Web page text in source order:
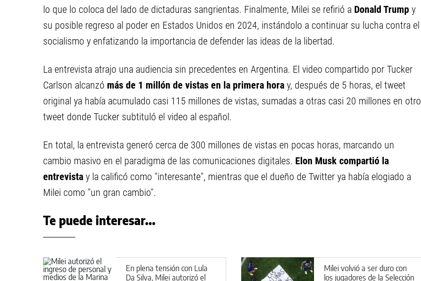
lo que lo coloca del lado de dictaduras sangrientas. Finalmente, Milei se refirió a Donald Trump y
su posible regreso al poder en Estados Unidos en 2024, instándolo a continuar su lucha contra el
socialismo y enfatizando la importancia de defender las ideas de la libertad.
La entrevista atrajo una audiencia sin precedentes en Argentina. El video compartido por Tucker
Carlson alcanzó más de 1 millón de vistas en la primera hora y, después de 5 horas, el tweet
original ya había acumulado casi 115 millones de vistas, sumadas a otras casi 20 millones en otro
tweet donde Tucker subtituló el video al español.
En total, la entrevista generó cerca de 300 millones de vistas en pocas horas, marcando un
cambio masivo en el paradigma de las comunicaciones digitales. Elon Musk compartió la
entrevista y la calificó como "interesante", mientras que el dueño de Twitter ya había elogiado a
Milei como "un gran cambio".
Te puede interesar...
En plena tensión con Lula
Da Silva, Milei autorizó el
Milei volvió a ser duro con
los jugadores de la Selección